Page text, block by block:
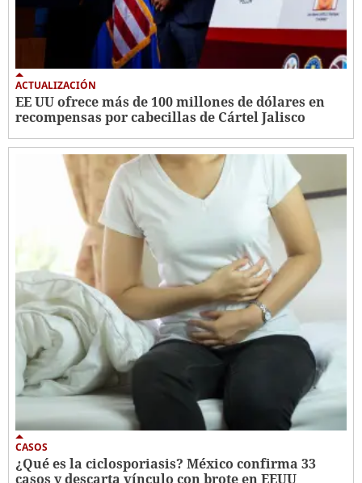
ACTUALIZACIÓN
EE UU ofrece más de 100 millones de dólares en
recompensas por cabecillas de Cártel Jalisco
CASOS
¿Qué es la ciclosporiasis? México confirma 33
casos y descarta vínculo con brote en EEUU